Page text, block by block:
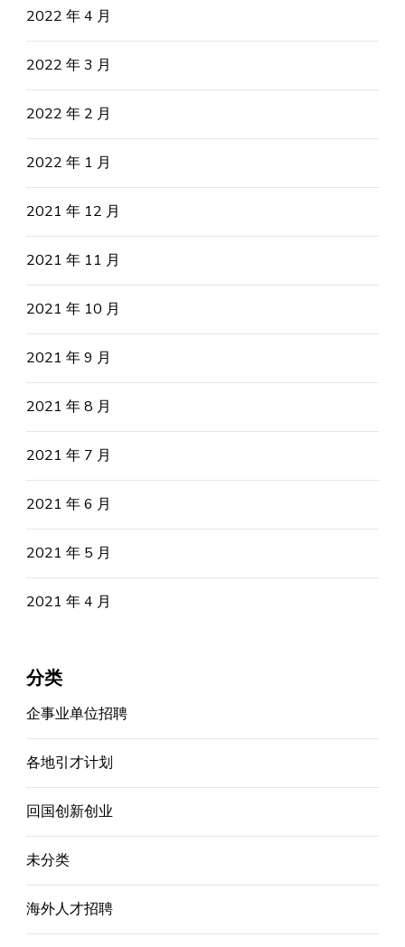
2022 年 4 月
2022 年 3 月
2022 年 2 月
2022 年 1 月
2021 年 12 月
2021 年 11 月
2021 年 10 月
2021 年 9 月
2021 年 8 月
2021 年 7 月
2021 年 6 月
2021 年 5 月
2021 年 4 月
分类
企事业单位招聘
各地引才计划
回国创新创业
未分类
海外人才招聘